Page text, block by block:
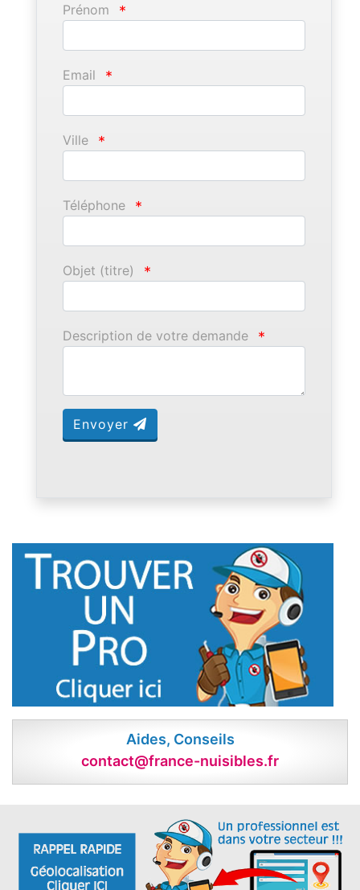
Prénom *
Email *
Ville *
Téléphone *
Objet (titre) *
Description de votre demande *
Envoyer
Aides, Conseils
contact@france-nuisibles.fr